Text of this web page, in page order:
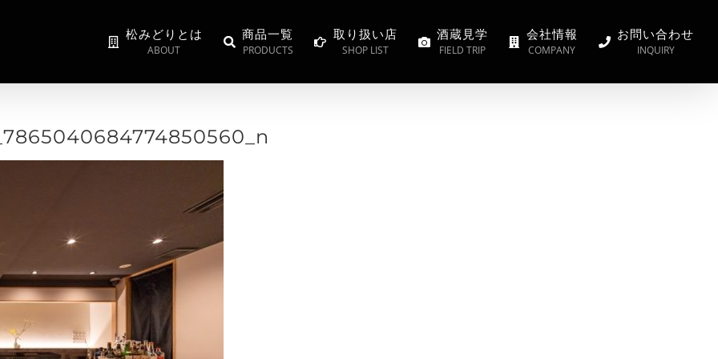
松みどりとは
ABOUT
商品一覧
PRODUCTS
取り扱い店
SHOP LIST
酒蔵見学
FIELD TRIP
会社情報
COMPANY
お問い合わせ
INQUIRY